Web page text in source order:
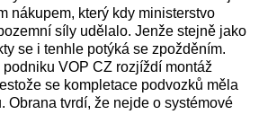
nákupem, který kdy ministerstvo
síly udělalo. Jenže stejně jako
se i tenhle potýká se zpožděním.
VOP CZ rozjíždí montáž
se kompletace podvozků měla
Obrana tvrdí, že nejde o systémové